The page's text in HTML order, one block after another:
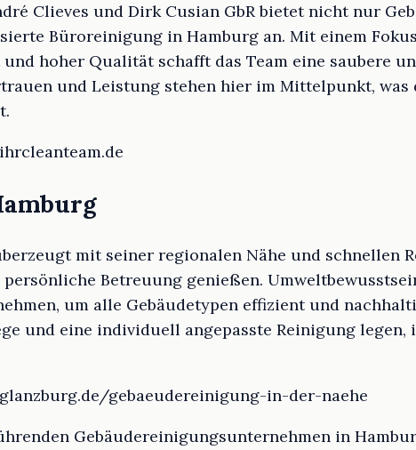
Clieves und Dirk Cusian GbR bietet nicht nur
Büroreinigung in Hamburg an. Mit einem
hoher Qualität schafft das Team eine saubere
und Leistung stehen hier im Mittelpunkt, was
mit seiner regionalen Nähe und schnellen
Betreuung genießen.
um alle Gebäudetypen effizient und
und eine individuell angepasste Reinigung legen,
gebaeudereinigung-in-der-naehe
Gebäudereinigungsunternehmen in